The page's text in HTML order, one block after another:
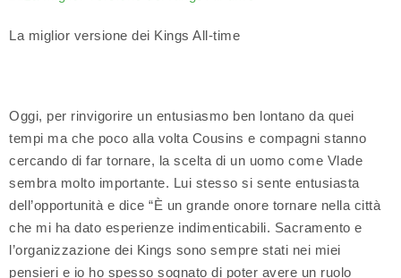
La miglior versione dei Kings All-time
Oggi, per rinvigorire un entusiasmo ben lontano da quei
tempi ma che poco alla volta Cousins e compagni stanno
cercando di far tornare, la scelta di un uomo come Vlade
sembra molto importante. Lui stesso si sente entusiasta
dell’opportunità e dice “È un grande onore tornare nella città
che mi ha dato esperienze indimenticabili. Sacramento e
l’organizzazione dei Kings sono sempre stati nei miei
pensieri e io ho spesso sognato di poter avere un ruolo